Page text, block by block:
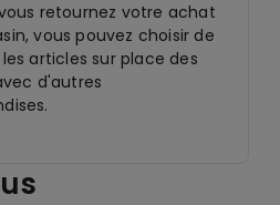
retournez votre achat
vous pouvez choisir de
articles sur place des
d'autres